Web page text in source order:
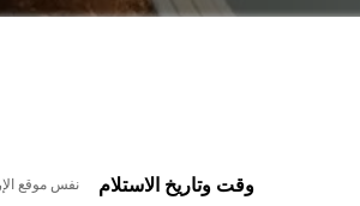
نفس موقع وقت وتاريخ الاستلام